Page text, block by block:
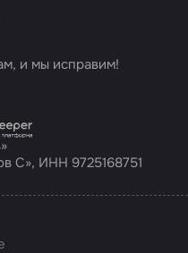
и мы исправим!
С», ИНН 9725168751